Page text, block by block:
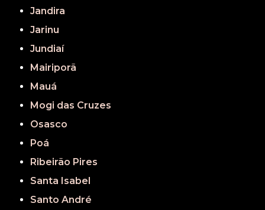
Jandira
Jarinu
Jundiaí
Mairiporã
Mauá
Mogi das Cruzes
Osasco
Poá
Ribeirão Pires
Santa Isabel
Santo André